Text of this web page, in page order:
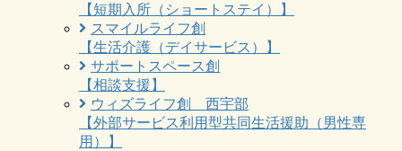
【短期入所（ショートステイ）】
スマイルライフ創
【生活介護（デイサービス）】
サポートスペース創
【相談支援】
ウィズライフ創 西宇部
【外部サービス利用型共同生活援助（男性専
用）】